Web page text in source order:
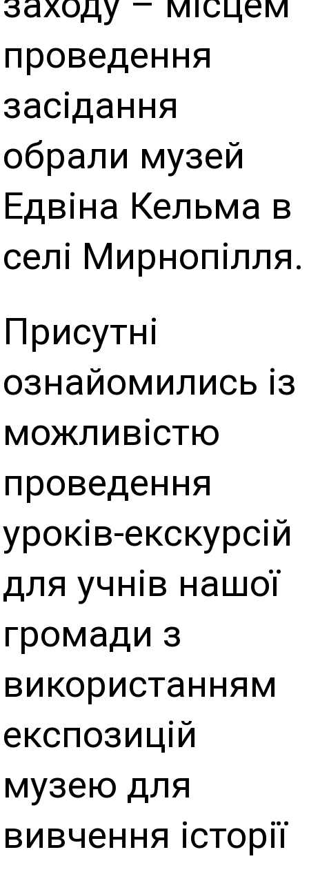
проведення
засідання
обрали музей
Едвіна Кельма в
селі Мирнопілля.
Присутні
ознайомились із
можливістю
проведення
уроків-екскурсій
для учнів нашої
громади з
використанням
експозицій
музею для
вивчення історії